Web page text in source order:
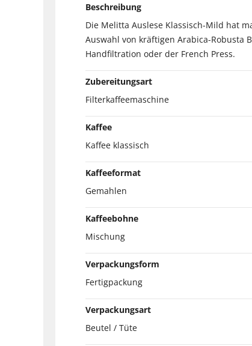
Beschreibung
Die Melitta Auslese Klassisch-Mild hat
Auswahl von kräftigen Arabica-Robusta
Handfiltration oder der French Press.
Zubereitungsart
Filterkaffeemaschine
Kaffee
Kaffee klassisch
Kaffeeformat
Gemahlen
Kaffeebohne
Mischung
Verpackungsform
Fertigpackung
Verpackungsart
Beutel / Tüte